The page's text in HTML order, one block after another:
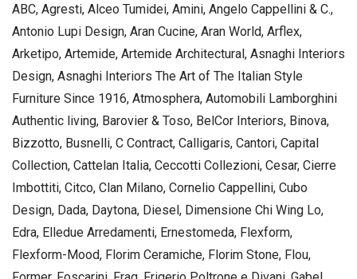
ABC, Agresti, Alceo Tumidei, Amini, Angelo Cappellini & C.,
Antonio Lupi Design, Aran Cucine, Aran World, Arflex,
Arketipo, Artemide, Artemide Architectural, Asnaghi Interiors
Design, Asnaghi Interiors The Art of The Italian Style
Furniture Since 1916, Atmosphera, Automobili Lamborghini
Authentic living, Barovier & Toso, BelCor Interiors, Binova,
Bizzotto, Busnelli, C Contract, Calligaris, Cantori, Capital
Collection, Cattelan Italia, Ceccotti Collezioni, Cesar, Cierre
Imbottiti, Citco, Clan Milano, Cornelio Cappellini, Cubo
Design, Dada, Daytona, Diesel, Dimensione Chi Wing Lo,
Edra, Elledue Arredamenti, Ernestomeda, Flexform,
Flexform-Mood, Florim Ceramiche, Florim Stone, Flou,